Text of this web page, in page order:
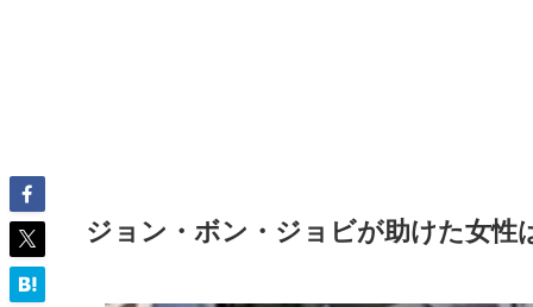
ジョン・ボン・ジョビが助けた女性